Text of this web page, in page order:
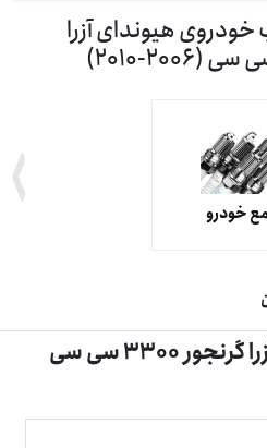
هیوندای آزرا
خودرو
مکمل ها هیوندای آزرا گرنجور 3300 سی سی